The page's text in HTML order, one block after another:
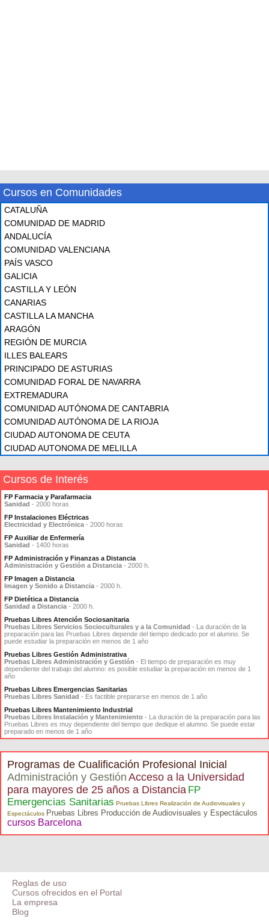
Cursos en Comunidades
CATALUÑA
COMUNIDAD DE MADRID
ANDALUCÍA
COMUNIDAD VALENCIANA
PAÍS VASCO
GALICIA
CASTILLA Y LEÓN
CANARIAS
CASTILLA LA MANCHA
ARAGÓN
REGIÓN DE MURCIA
ILLES BALEARS
PRINCIPADO DE ASTURIAS
COMUNIDAD FORAL DE NAVARRA
EXTREMADURA
COMUNIDAD AUTÓNOMA DE CANTABRIA
COMUNIDAD AUTÓNOMA DE LA RIOJA
CIUDAD AUTONOMA DE CEUTA
CIUDAD AUTONOMA DE MELILLA
Cursos de Interés
FP Farmacia y Parafarmacia
Sanidad - 2000 horas
FP Instalaciones Eléctricas
Electricidad y Electrónica - 2000 horas
FP Auxiliar de Enfermería
Sanidad - 1400 horas
FP Administración y Finanzas a Distancia
Administración y Gestión a Distancia - 2000 h.
FP Imagen a Distancia
Imagen y Sonido a Distancia - 2000 h.
FP Dietética a Distancia
Sanidad a Distancia - 2000 h.
Pruebas Libres Atención Sociosanitaria
Pruebas Libres Servicios Socioculturales y a la Comunidad - La duración de la
preparación para las Pruebas Libres depende del tiempo dedicado por el alumno. Se
puede estudiar la preparación en menos de 1 año
Pruebas Libres Gestión Administrativa
Pruebas Libres Administración y Gestión - El tiempo de preparación es muy
dependiente del trabajo del alumno: es posible estudiar la preparación en menos de 1
año
Pruebas Libres Emergencias Sanitarias
Pruebas Libres Sanidad - Es factible prepararse en menos de 1 año
Pruebas Libres Mantenimiento Industrial
Pruebas Libres Instalación y Mantenimiento - La duración de la preparación para las
Pruebas Libres es muy dependiente del tiempo que dedique el alumno. Se puede estar
preparado en menos de 1 año
Programas de Cualificación Profesional Inicial
Administración y Gestión Acceso a la Universidad
para mayores de 25 años a Distancia FP
Emergencias Sanitarias Pruebas Libres Realización de Audiovisuales y
Espectáculos Pruebas Libres Producción de Audiovisuales y Espectáculos
cursos Barcelona
Reglas de uso
Cursos ofrecidos en el Portal
La empresa
Blog